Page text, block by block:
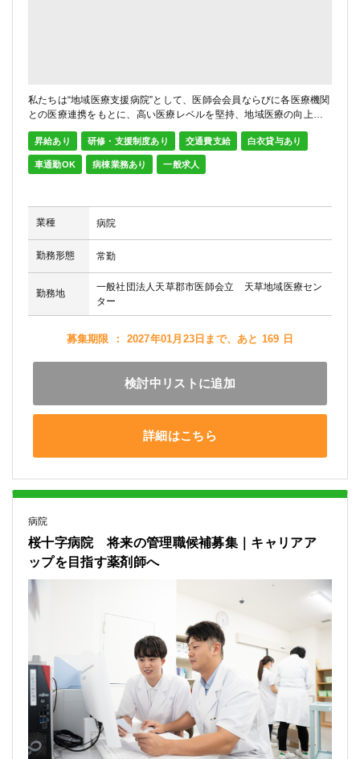
私たちは“地域医療支援病院”として、医師会会員ならびに各医療機関
との医療連携をもとに、高い医療レベルを堅持、地域医療の向上に
剤業務を行っております。
昇給あり 研修・支援制度あり 交通費支給 白衣貸与あり
車通勤OK 病棟業務あり 一般求人
業種 病院
勤務形態 常勤
勤務地
一般社団法人天草郡市医師会立 天草地域医療セン
ター
募集期限 ： 2027年01月23日まで、あと 169 日
検討中リストに追加
詳細はこちら
病院
桜十字病院 将来の管理職候補募集｜キャリアア
ップを目指す薬剤師へ